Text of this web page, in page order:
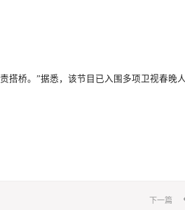
搭桥。”据悉，该节目已入围多项卫视春晚人
下一篇